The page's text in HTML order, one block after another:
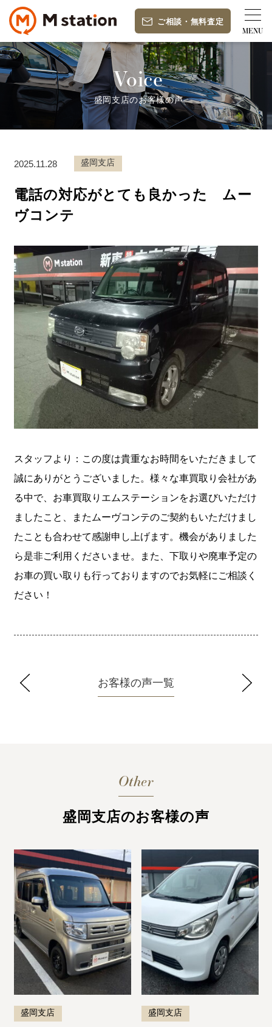
ご相談 ・ 無料査定
Voice
盛岡支店のお客様の声
2025.11.28 盛岡支店
電話の対応がとても良かった ムー
ヴコンテ
スタッフより：この度は貴重なお時間をいただきまして
誠にありがとうございました。様々な車買取り会社があ
る中で、お車買取りエムステーションをお選びいただけ
ましたこと、またムーヴコンテのご契約もいただけまし
たことも合わせて感謝申し上げます。機会がありました
ら是非ご利用くださいませ。また、下取りや廃車予定の
お車の買い取りも行っておりますのでお気軽にご相談く
ださい！
お客様の声一覧
Other
盛岡支店のお客様の声
盛岡支店 盛岡支店